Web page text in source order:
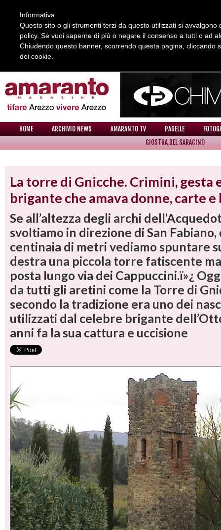
REDAZIONE COLLABORA CON NOI
HOME ARCHIVIO NEWS AMARANTO TV PAGELLE
GIOSTRA DEL SARACINO
La torre di Gnicche. Crimini, gesta
brigante che amava donne, carte e
Se all’altezza degli archi
svoltiamo in direzione di San
centinaia di metri vediamo spuntare
destra una piccola torre fatiscente
posta lungo via dei Cappuccini.ï»¿
da tutti gli aretini come la Torre di
secondo la tradizione era uno dei
utilizzati dal celebre brigante
anni fa la sua cattura e uccisione
Informativa
Questo sito o gli strumenti terzi da questo utilizzati si
policy. Se vuoi saperne di più o negare il consenso a tutti o ad
Chiudendo questo banner, scorrendo questa pagina, cliccando
dei cookie.